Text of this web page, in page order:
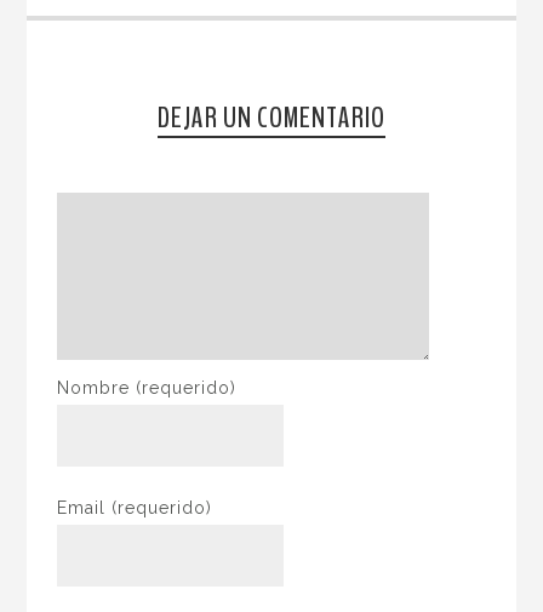
DEJAR UN COMENTARIO
Nombre (requerido)
Email (requerido)